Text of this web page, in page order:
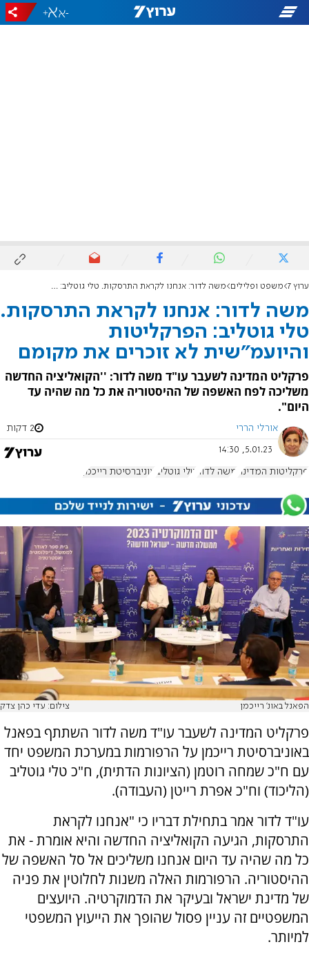
-
+
ערוץ 7 משפט ופלילים משה לדור: אנחנו לקראת התרסקות. טלי גוטליב: הפרקליטות והיועמ"שית לא זוכרים את מקומם
משה לדור: אנחנו לקראת התרסקות.
טלי גוטליב: הפרקליטות
והיועמ"שית לא זוכרים את מקומם
פרקליט המדינה לשעבר עו"ד משה לדור: ''הקואליציה החדשה
משליכה לפח האשפה של ההיסטוריה את כל מה שהיה עד
היום".
אורלי הררי 2 דקות
5.01.23, 14:30
פרקליטות המדינה משה לדור טלי גוטליב אוניברסיטת רייכמן
הפאנל באונ' רייכמן צילום: עדי כהן צדק
פרקליט המדינה לשעבר עו"ד משה לדור השתתף בפאנל
באוניברסיטת רייכמן על הרפורמות במערכת המשפט יחד
עם ח"כ שמחה רוטמן (הציונות הדתית), ח"כ טלי גוטליב
(הליכוד) וח"כ אפרת רייטן (העבודה).
עו"ד לדור אמר בתחילת דבריו כי "אנחנו לקראת
התרסקות, הגיעה הקואליציה החדשה והיא אומרת - את
כל מה שהיה עד היום אנחנו משליכים אל סל האשפה של
ההיסטוריה. הרפורמות האלה משנות לחלוטין את פניה
של מדינת ישראל ובעיקר את הדמוקרטיה. היועצים
המשפטיים זה עניין פסול שהופך את הייעוץ המשפטי
למיותר.